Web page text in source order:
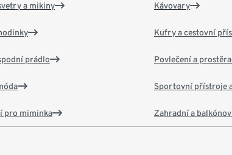
a mikiny
prádlo
pro miminka
Kávovary
Kufry a cestovní
Povlečení a
Sportovní přístroje
Zahradní a